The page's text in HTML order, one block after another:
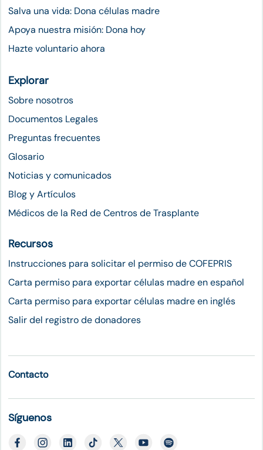
Salva una vida: Dona células madre
Apoya nuestra misión: Dona hoy
Hazte voluntario ahora
Explorar
Sobre nosotros
Documentos Legales
Preguntas frecuentes
Glosario
Noticias y comunicados
Blog y Artículos
Médicos de la Red de Centros de Trasplante
Recursos
Instrucciones para solicitar el permiso de COFEPRIS
Carta permiso para exportar células madre en español
Carta permiso para exportar células madre en inglés
Salir del registro de donadores
Contacto
Síguenos